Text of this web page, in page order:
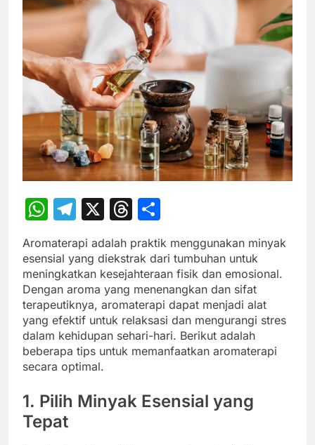
WhatsApp
Telegram
X Threads
Aromaterapi adalah praktik menggunakan minyak
esensial yang diekstrak dari tumbuhan untuk
meningkatkan kesejahteraan fisik dan emosional.
Dengan aroma yang menenangkan dan sifat
terapeutiknya, aromaterapi dapat menjadi alat
yang efektif untuk relaksasi dan mengurangi stres
dalam kehidupan sehari-hari. Berikut adalah
beberapa tips untuk memanfaatkan aromaterapi
secara optimal.
1. Pilih Minyak Esensial yang
Tepat